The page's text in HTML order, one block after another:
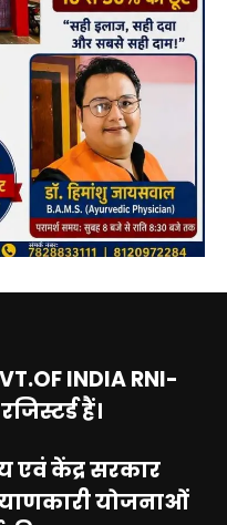
INDIA RNI-
हैं।
एवं केंद्र सरकार
योजनाओं